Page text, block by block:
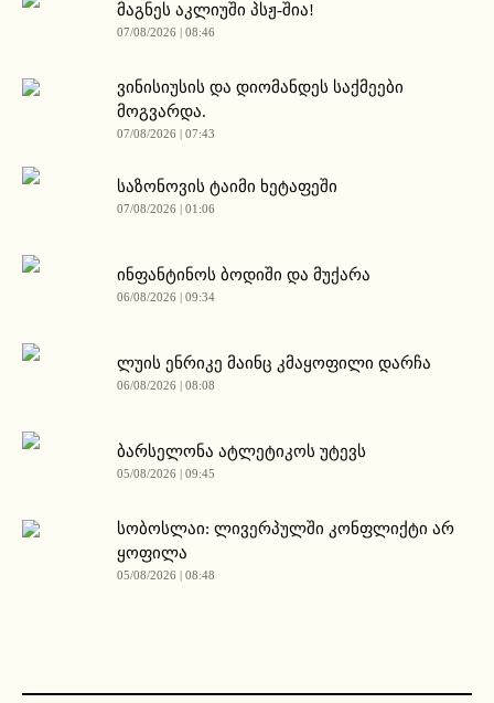
მაგნეს აკლიუში პსჟ-შია!
07/08/2026 | 08:46
ვინისიუსის და დიომანდეს საქმეები
მოგვარდა.
07/08/2026 | 07:43
საზონოვის ტაიმი ხეტაფეში
07/08/2026 | 01:06
ინფანტინოს ბოდიში და მუქარა
06/08/2026 | 09:34
ლუის ენრიკე მაინც კმაყოფილი დარჩა
06/08/2026 | 08:08
ბარსელონა ატლეტიკოს უტევს
05/08/2026 | 09:45
სობოსლაი: ლივერპულში კონფლიქტი არ
ყოფილა
05/08/2026 | 08:48